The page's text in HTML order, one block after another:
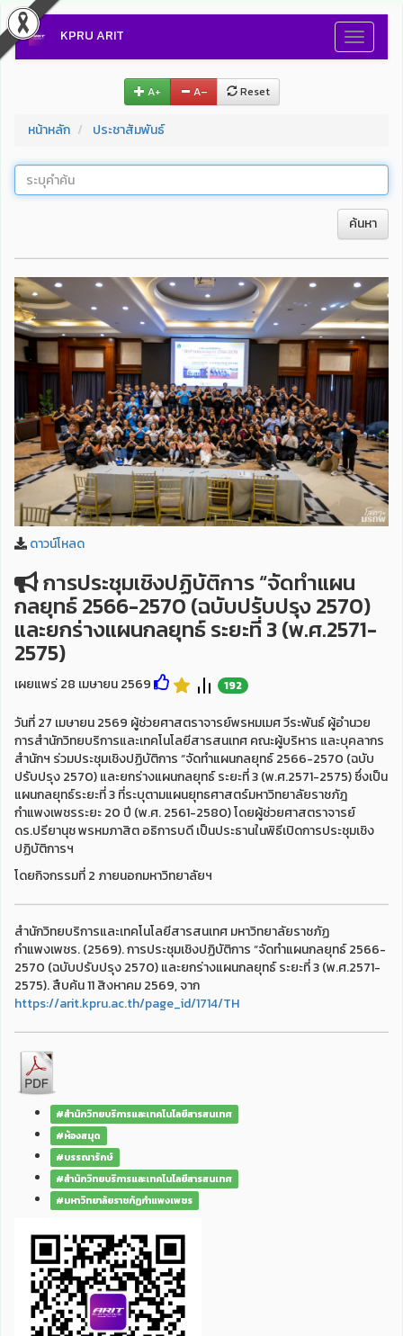
Toggle
KPRU ARIT
A+ A– Reset
หน้าหลัก ประชาสัมพันธ์
ค้นหา
ดาวน์โหลด
การประชุมเชิงปฏิบัติการ “จัดทำแผน
กลยุทธ์ 2566-2570 (ฉบับปรับปรุง 2570)
และยกร่างแผนกลยุทธ์ ระยะที่ 3 (พ.ศ.2571-
2575)
เผยแพร่ 28 เมษายน 2569 192
วันที่ 27 เมษายน 2569 ผู้ช่วยศาสตราจารย์พรหมเมศ วีระพันธ์ ผู้อำนวย
การสำนักวิทยบริการและเทคโนโลยีสารสนเทศ คณะผู้บริหาร และบุคลากร
สำนักฯ ร่วมประชุมเชิงปฏิบัติการ “จัดทำแผนกลยุทธ์ 2566-2570 (ฉบับ
ปรับปรุง 2570) และยกร่างแผนกลยุทธ์ ระยะที่ 3 (พ.ศ.2571-2575) ซึ่งเป็น
แผนกลยุทธ์ระยะที่ 3 ที่ระบุตามแผนยุทธศาสตร์มหาวิทยาลัยราชภัฎ
กำแพงเพชรระยะ 20 ปี (พ.ศ. 2561-2580) โดยผู้ช่วยศาสตราจารย์
ดร.ปรียานุช พรหมภาสิต อธิการบดี เป็นประธานในพิธีเปิดการประชุมเชิง
ปฏิบัติการฯ
โดยกิจกรรมที่ 2 ภายนอกมหาวิทยาลัยฯ
สำนักวิทยบริการและเทคโนโลยีสารสนเทศ มหาวิทยาลัยราชภัฏ
กำแพงเพชร. (2569). การประชุมเชิงปฏิบัติการ “จัดทำแผนกลยุทธ์ 2566-
2570 (ฉบับปรับปรุง 2570) และยกร่างแผนกลยุทธ์ ระยะที่ 3 (พ.ศ.2571-
2575). สืบค้น 11 สิงหาคม 2569, จาก
https://arit.kpru.ac.th/page_id/1714/TH
#สำนักวิทยบริการและเทคโนโลยีสารสนเทศ
#ห้องสมุด
#บรรณารักษ์
#สำนักวิทยบริการและเทคโนโลยีสารสนเทศ
#มหาวิทยาลัยราชภัฏกำแพงเพชร